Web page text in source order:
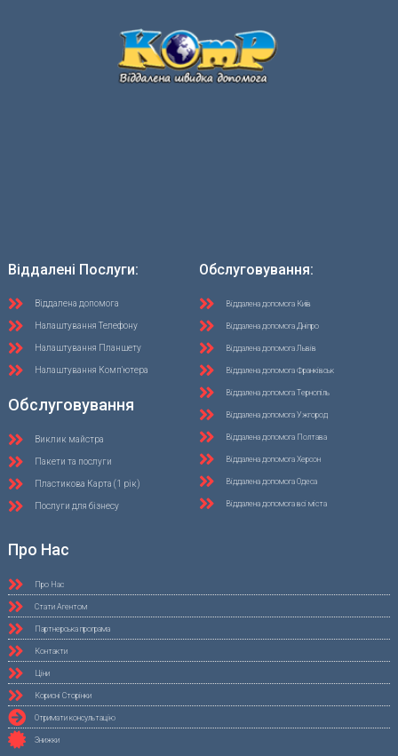
Віддалені Послуги:
Віддалена допомога
Налаштування Телефону
Налаштування Планшету
Налаштування Комп'ютера
Обслуговування
Виклик майстра
Пакети та послуги
Пластикова Карта (1 рік)
Послуги для бізнесу
Обслуговування:
Віддалена допомога Київ
Віддалена допомога Дніпро
Віддалена допомога Львів
Віддалена допомога Франківськ
Віддалена допомога Тернопіль
Віддалена допомога Ужгород
Віддалена допомога Полтава
Віддалена допомога Херсон
Віддалена допомога Одеса
Віддалена допомога всі міста
Про Нас
Про Нас
Стати Агентом
Партнерська програма
Контакти
Ціни
Корисні Сторінки
Отримати консультацію
Знижки